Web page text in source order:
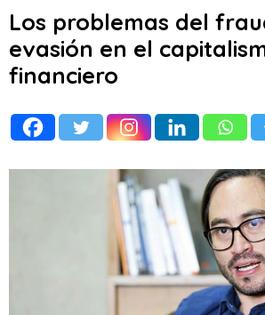
Los problemas del
evasión en el
financiero